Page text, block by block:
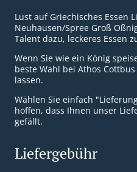
Lust auf Griechisches Essen
Neuhausen/Spree Groß
Talent dazu, leckeres Essen
Wenn Sie wie ein König
beste Wahl bei Athos
lassen.
Wählen Sie einfach
hoffen, dass Ihnen unser
gefällt.
Liefergebühr